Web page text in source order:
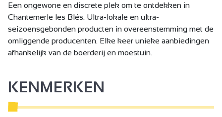
Een ongewone en discrete plek om te ontdekken in
Chantemerle les Blés. Ultra-lokale en ultra-
seizoensgebonden producten in overeenstemming met de
omliggende producenten. Elke keer unieke aanbiedingen
afhankelijk van de boerderij en moestuin.
KENMERKEN